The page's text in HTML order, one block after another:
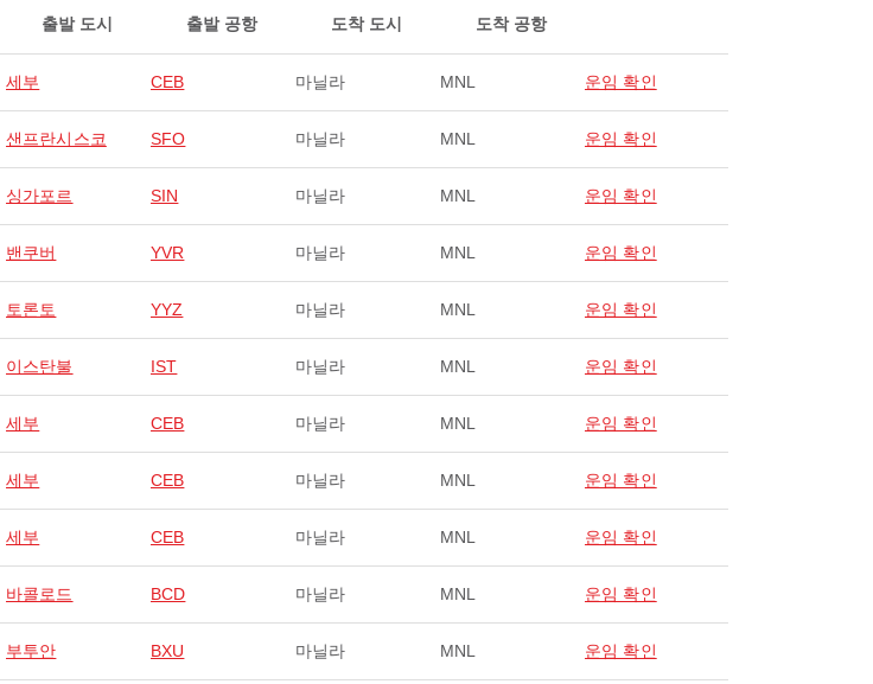
출발 도시 출발 공항 도착 도시 도착 공항
세부 CEB 마닐라 MNL 운임 확인
샌프란시스코 SFO 마닐라 MNL 운임 확인
싱가포르 SIN 마닐라 MNL 운임 확인
밴쿠버 YVR 마닐라 MNL 운임 확인
토론토 YYZ 마닐라 MNL 운임 확인
이스탄불 IST 마닐라 MNL 운임 확인
세부 CEB 마닐라 MNL 운임 확인
세부 CEB 마닐라 MNL 운임 확인
세부 CEB 마닐라 MNL 운임 확인
바콜로드 BCD 마닐라 MNL 운임 확인
부투안 BXU 마닐라 MNL 운임 확인